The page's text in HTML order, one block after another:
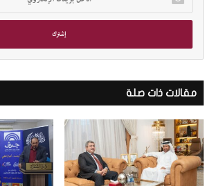
خ
ب
ي
د
ك
ا
ل
إ
ل
مقالات ذات صلة